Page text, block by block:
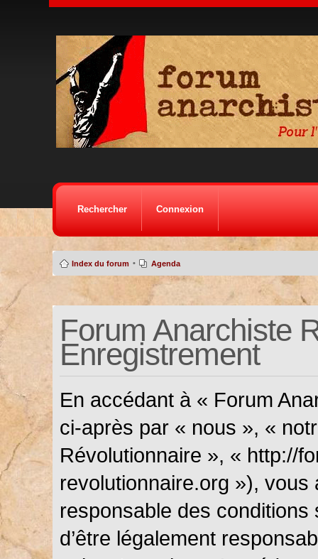
Rechercher Connexion
Index du forum • Agenda
Forum Anarchiste
Enregistrement
En accédant à « Forum
ci-après par « nous », «
Révolutionnaire », « http://
revolutionnaire.org »), vous
responsable des conditions
d’être légalement